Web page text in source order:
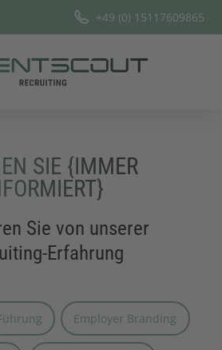
+49 (0) 15117609865
SIE {IMMER
Sie von unserer
Erfahrung
Employer Branding